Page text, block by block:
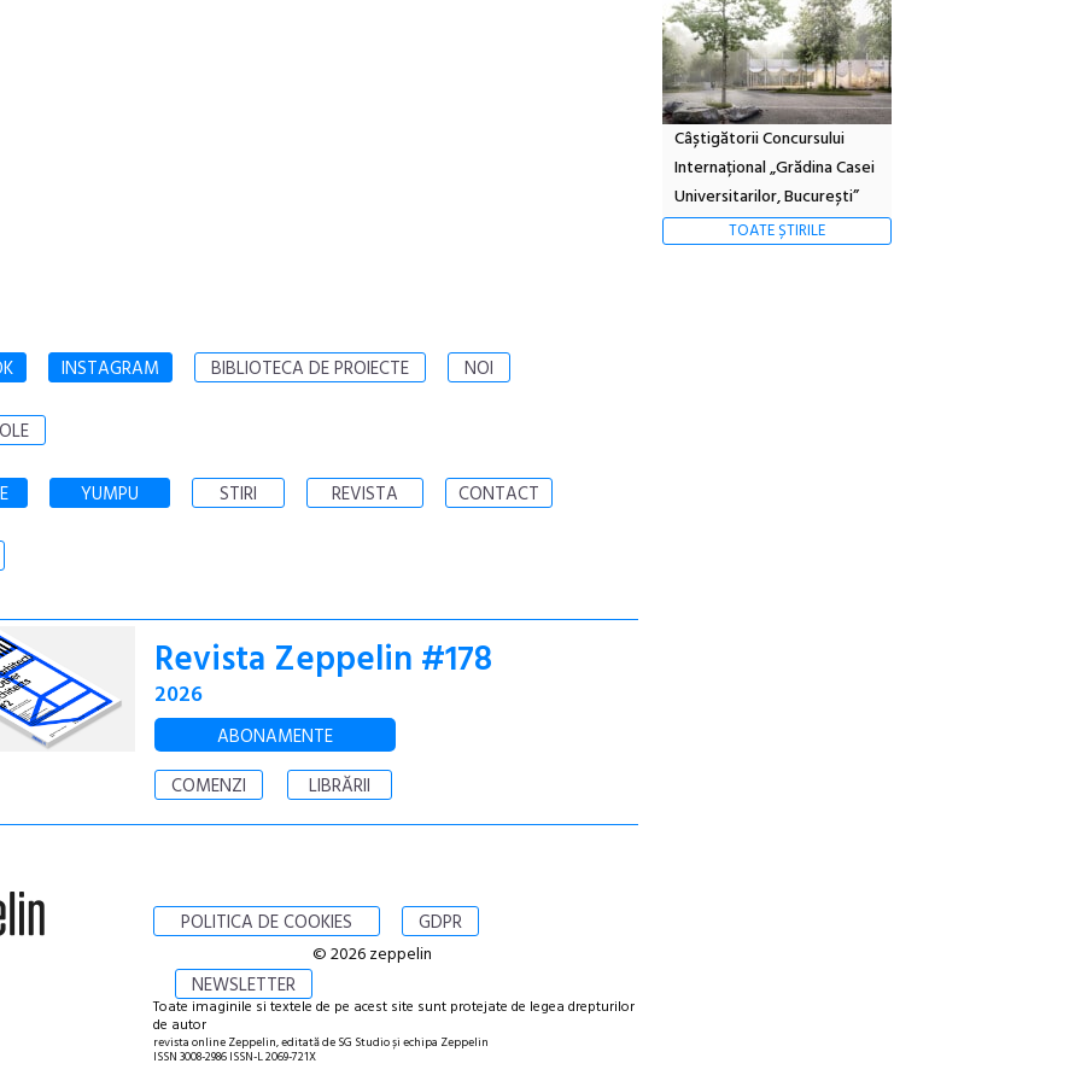
Câștigătorii Concursului
Internațional „Grădina Casei
Universitarilor, București”
TOATE ȘTIRILE
INSTAGRAM BIBLIOTECA DE PROIECTE NOI
YUMPU STIRI REVISTA CONTACT
Revista Zeppelin #178
2026
ABONAMENTE
COMENZI
LIBRĂRII
POLITICA DE COOKIES GDPR
NEWSLETTER
© 2026 zeppelin
Toate imaginile si textele de pe acest site sunt protejate de legea drepturilor
de autor
revista online Zeppelin, editată de SG Studio și echipa Zeppelin
ISSN 3008-2986 ISSN-L 2069-721X